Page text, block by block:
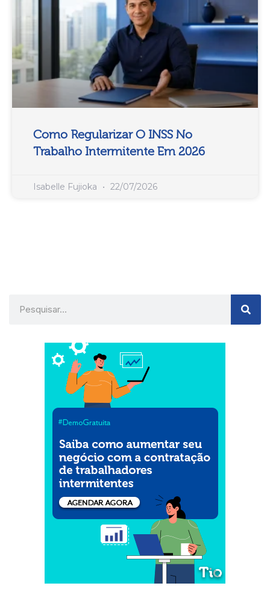
Como Regularizar O INSS No
Trabalho Intermitente Em 2026
Isabelle Fujioka 22/07/2026